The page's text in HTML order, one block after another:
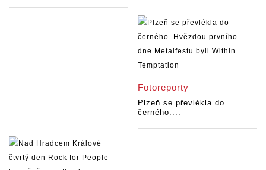
Fotoreporty
Plzeň se převlékla do
černého....